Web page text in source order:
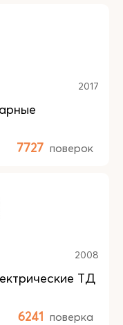
2017
7727 поверок
2008
ТД
6241 поверка